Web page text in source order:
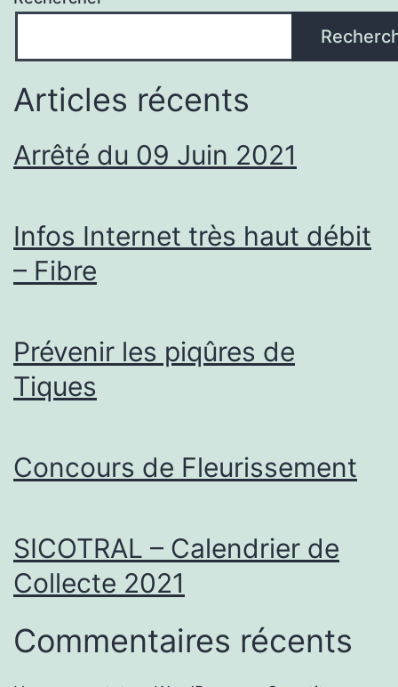
Articles récents
Arrêté du 09 Juin 2021
Infos Internet très haut débit
– Fibre
Prévenir les piqûres de
Tiques
Concours de Fleurissement
SICOTRAL – Calendrier de
Collecte 2021
Commentaires récents